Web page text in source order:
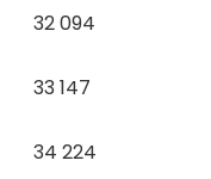
32 094
33 147
34 224